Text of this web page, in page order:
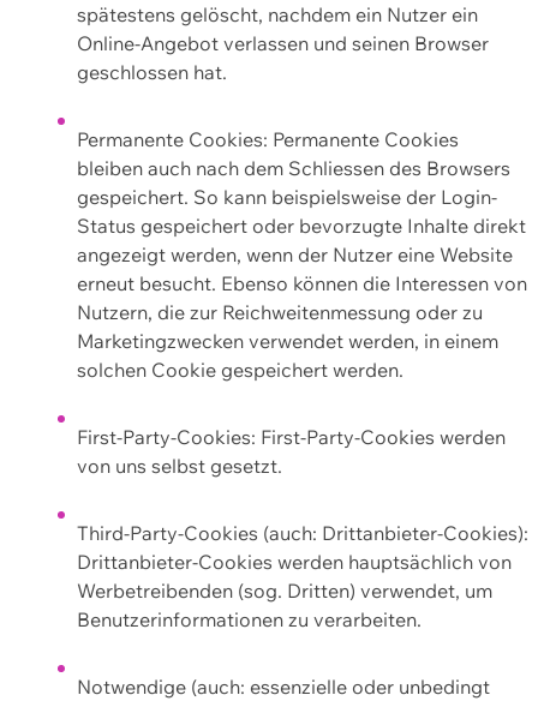
spätestens gelöscht, nachdem ein Nutzer ein
Online-Angebot verlassen und seinen Browser
geschlossen hat.
Permanente Cookies: Permanente Cookies
bleiben auch nach dem Schliessen des Browsers
gespeichert. So kann beispielsweise der Login-
Status gespeichert oder bevorzugte Inhalte direkt
angezeigt werden, wenn der Nutzer eine Website
erneut besucht. Ebenso können die Interessen von
Nutzern, die zur Reichweitenmessung oder zu
Marketingzwecken verwendet werden, in einem
solchen Cookie gespeichert werden.
First-Party-Cookies: First-Party-Cookies werden
von uns selbst gesetzt.
Third-Party-Cookies (auch: Drittanbieter-Cookies):
Drittanbieter-Cookies werden hauptsächlich von
Werbetreibenden (sog. Dritten) verwendet, um
Benutzerinformationen zu verarbeiten.
Notwendige (auch: essenzielle oder unbedingt